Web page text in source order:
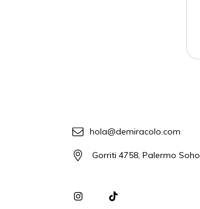
hola@demiracolo.com
Gorriti 4758, Palermo Soho